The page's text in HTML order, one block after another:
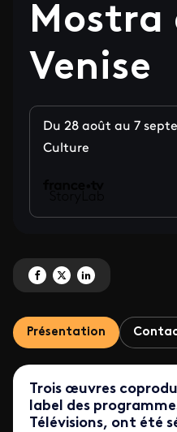
Mostra
Venise
Du 28 août au 7
Culture
Partagez 'Trois œuvres du
Partagez 'Trois œuvres du
Partagez 'Trois
Présentation
Trois œuvres
label des
Télévisions, ont été